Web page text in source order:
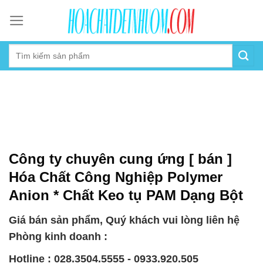
content
Công ty chuyên cung ứng [ bán ]
Hóa Chất Công Nghiệp Polymer
Anion * Chất Keo tụ PAM Dạng Bột
Giá bán sản phẩm, Quý khách vui lòng liên hệ
Phòng kinh doanh :
Hotline : 028.3504.5555 - 0933.920.505